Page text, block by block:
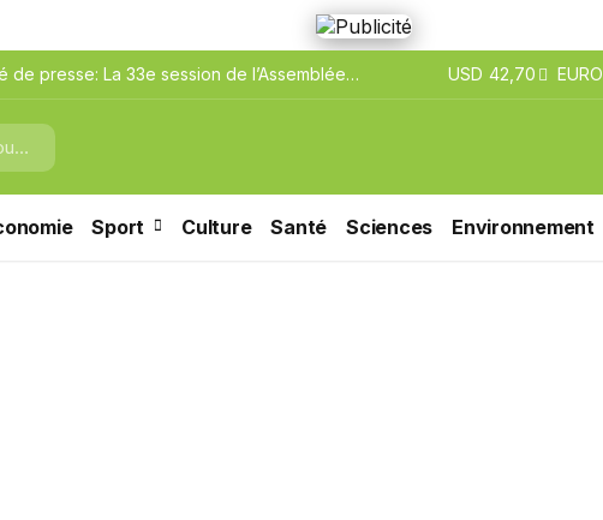
de presse: La 33e session de l’Assemblée
s’ouvre aujourd’hui à Rome
USD 42,70 EURO
Sport Culture Santé Sciences Environnement